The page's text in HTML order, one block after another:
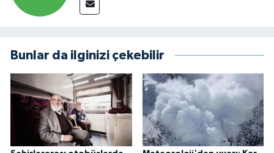
Bunlar da ilginizi çekebilir